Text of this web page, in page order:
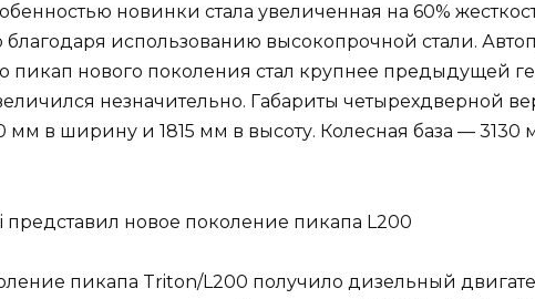
новинки стала увеличенная на 60%
благодаря использованию высокопрочной стали.
пикап нового поколения стал крупнее предыдущей
незначительно. Габариты четырехдверной
мм в ширину и 1815 мм в высоту. Колесная база — 3130
пикапа Triton/L200 получило дизельный